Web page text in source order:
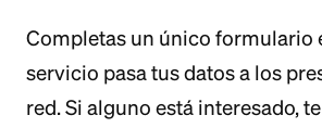
Completas un único formulario
servicio pasa tus datos a los
red. Si alguno está interesado,